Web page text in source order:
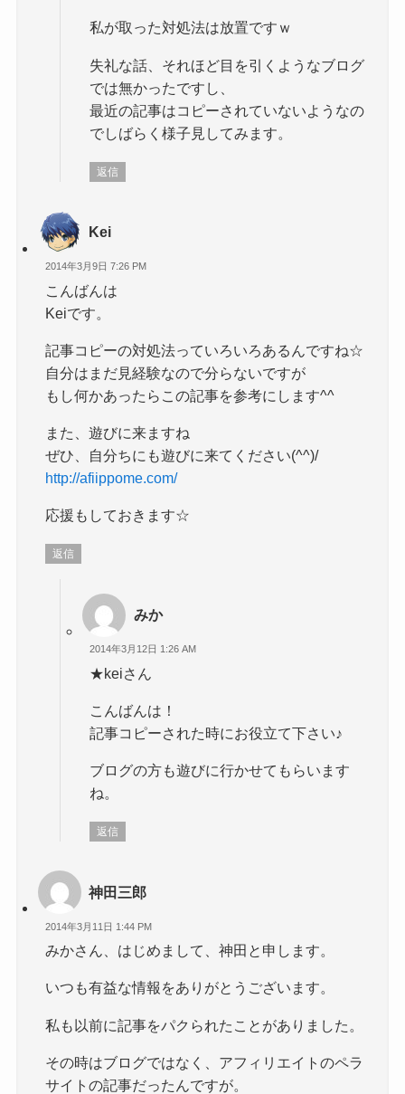
私が取った対処法は放置ですｗ
失礼な話、それほど目を引くようなブログ
では無かったですし、
最近の記事はコピーされていないようなの
でしばらく様子見してみます。
返信
Kei
2014年3月9日 7:26 PM
こんばんは
Keiです。
記事コピーの対処法っていろいろあるんですね☆
自分はまだ見経験なので分らないですが
もし何かあったらこの記事を参考にします^^
また、遊びに来ますね
ぜひ、自分ちにも遊びに来てください(^^)/
http://afiippome.com/
応援もしておきます☆
返信
みか
2014年3月12日 1:26 AM
★keiさん
こんばんは！
記事コピーされた時にお役立て下さい♪
ブログの方も遊びに行かせてもらいます
ね。
返信
神田三郎
2014年3月11日 1:44 PM
みかさん、はじめまして、神田と申します。
いつも有益な情報をありがとうございます。
私も以前に記事をパクられたことがありました。
その時はブログではなく、アフィリエイトのペラ
サイトの記事だったんですが。